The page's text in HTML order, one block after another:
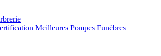
Meilleures Pompes Funèbres